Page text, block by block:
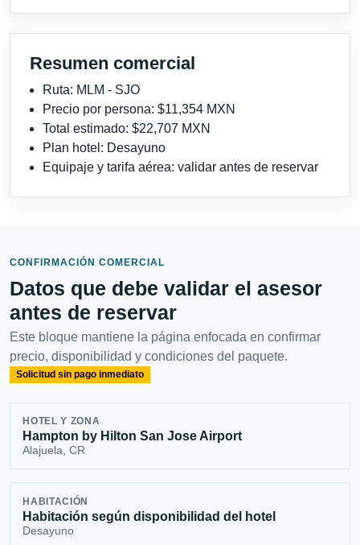
Resumen comercial
Ruta: MLM - SJO
Precio por persona: $11,354 MXN
Total estimado: $22,707 MXN
Plan hotel: Desayuno
Equipaje y tarifa aérea: validar antes de reservar
CONFIRMACIÓN COMERCIAL
Datos que debe validar el asesor
antes de reservar
Este bloque mantiene la página enfocada en confirmar
precio, disponibilidad y condiciones del paquete.
Solicitud sin pago inmediato
HOTEL Y ZONA
Hampton by Hilton San Jose Airport
Alajuela, CR
HABITACIÓN
Habitación según disponibilidad del hotel
Desayuno